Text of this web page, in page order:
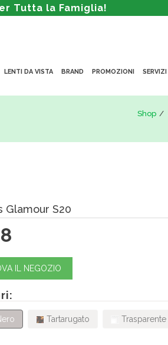
Tutta la Famiglia!
LENTI DA VISTA BRAND PROMOZIONI SERVIZI
Shop
Glamour S20
IL NEGOZIO
Tartarugato Trasparente